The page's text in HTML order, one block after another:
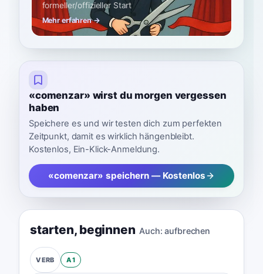
formeller/offizieller Start
Mehr erfahren →
«comenzar» wirst du morgen vergessen
haben
Speichere es und wir testen dich zum perfekten
Zeitpunkt, damit es wirklich hängenbleibt.
Kostenlos, Ein-Klick-Anmeldung.
«comenzar» speichern — Kostenlos
starten, beginnen Auch: aufbrechen
VERB A1